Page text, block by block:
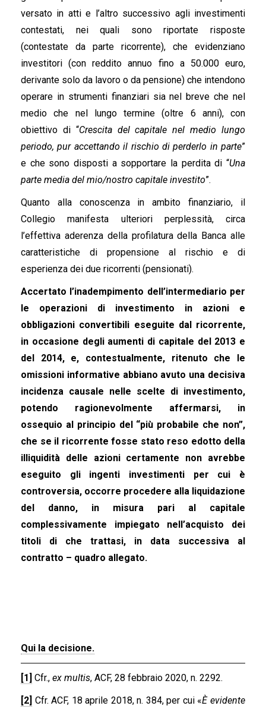
versato in atti e l’altro successivo agli investimenti
contestati, nei quali sono riportate risposte
(contestate da parte ricorrente), che evidenziano
investitori (con reddito annuo fino a 50.000 euro,
derivante solo da lavoro o da pensione) che intendono
operare in strumenti finanziari sia nel breve che nel
medio che nel lungo termine (oltre 6 anni), con
obiettivo di “Crescita del capitale nel medio lungo
periodo, pur accettando il rischio di perderlo in parte”
e che sono disposti a sopportare la perdita di “Una
parte media del mio/nostro capitale investito”.
Quanto alla conoscenza in ambito finanziario, il
Collegio manifesta ulteriori perplessità, circa
l’effettiva aderenza della profilatura della Banca alle
caratteristiche di propensione al rischio e di
esperienza dei due ricorrenti (pensionati).
Accertato l’inadempimento dell’intermediario per
le operazioni di investimento in azioni e
obbligazioni convertibili eseguite dal ricorrente,
in occasione degli aumenti di capitale del 2013 e
del 2014, e, contestualmente, ritenuto che le
omissioni informative abbiano avuto una decisiva
incidenza causale nelle scelte di investimento,
potendo ragionevolmente affermarsi, in
ossequio al principio del “più probabile che non”,
che se il ricorrente fosse stato reso edotto della
illiquidità delle azioni certamente non avrebbe
eseguito gli ingenti investimenti per cui è
controversia, occorre procedere alla liquidazione
del danno, in misura pari al capitale
complessivamente impiegato nell’acquisto dei
titoli di che trattasi, in data successiva al
contratto – quadro allegato.
Qui la decisione.
[1] Cfr., ex multis, ACF, 28 febbraio 2020, n. 2292.
[2] Cfr. ACF, 18 aprile 2018, n. 384, per cui «È evidente